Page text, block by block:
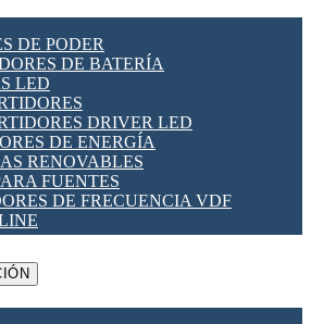
DE CABLE
IOT
WIFI
CELULAR
REDES
DE PODER
DE BATERÍA
LED
DRIVER LED
DE ENERGÍA
RENOVABLES
FUENTES
DE FRECUENCIA VDF